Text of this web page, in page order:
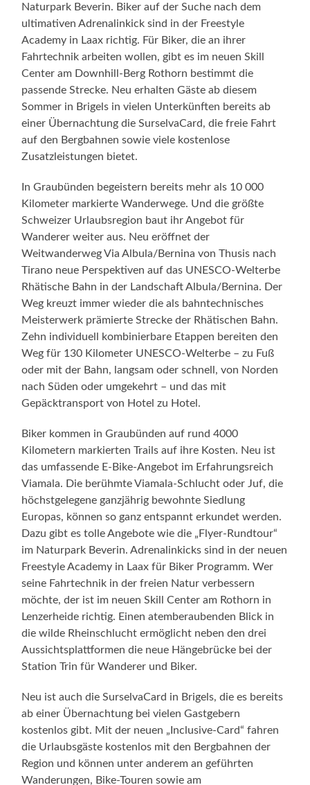
Naturpark Beverin. Biker auf der Suche nach dem
ultimativen Adrenalinkick sind in der Freestyle
Academy in Laax richtig. Für Biker, die an ihrer
Fahrtechnik arbeiten wollen, gibt es im neuen Skill
Center am Downhill-Berg Rothorn bestimmt die
passende Strecke. Neu erhalten Gäste ab diesem
Sommer in Brigels in vielen Unterkünften bereits ab
einer Übernachtung die SurselvaCard, die freie Fahrt
auf den Bergbahnen sowie viele kostenlose
Zusatzleistungen bietet.
In Graubünden begeistern bereits mehr als 10 000
Kilometer markierte Wanderwege. Und die größte
Schweizer Urlaubsregion baut ihr Angebot für
Wanderer weiter aus. Neu eröffnet der
Weitwanderweg Via Albula/Bernina von Thusis nach
Tirano neue Perspektiven auf das UNESCO-Welterbe
Rhätische Bahn in der Landschaft Albula/Bernina. Der
Weg kreuzt immer wieder die als bahntechnisches
Meisterwerk prämierte Strecke der Rhätischen Bahn.
Zehn individuell kombinierbare Etappen bereiten den
Weg für 130 Kilometer UNESCO-Welterbe – zu Fuß
oder mit der Bahn, langsam oder schnell, von Norden
nach Süden oder umgekehrt – und das mit
Gepäcktransport von Hotel zu Hotel.
Biker kommen in Graubünden auf rund 4000
Kilometern markierten Trails auf ihre Kosten. Neu ist
das umfassende E-Bike-Angebot im Erfahrungsreich
Viamala. Die berühmte Viamala-Schlucht oder Juf, die
höchstgelegene ganzjährig bewohnte Siedlung
Europas, können so ganz entspannt erkundet werden.
Dazu gibt es tolle Angebote wie die „Flyer-Rundtour“
im Naturpark Beverin. Adrenalinkicks sind in der neuen
Freestyle Academy in Laax für Biker Programm. Wer
seine Fahrtechnik in der freien Natur verbessern
möchte, der ist im neuen Skill Center am Rothorn in
Lenzerheide richtig. Einen atemberaubenden Blick in
die wilde Rheinschlucht ermöglicht neben den drei
Aussichtsplattformen die neue Hängebrücke bei der
Station Trin für Wanderer und Biker.
Neu ist auch die SurselvaCard in Brigels, die es bereits
ab einer Übernachtung bei vielen Gastgebern
kostenlos gibt. Mit der neuen „Inclusive-Card“ fahren
die Urlaubsgäste kostenlos mit den Bergbahnen der
Region und können unter anderem an geführten
Wanderungen, Bike-Touren sowie am